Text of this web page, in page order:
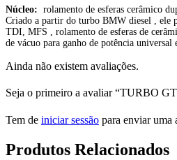
Núcleo: rolamento de esferas cerâmico
Criado a partir do turbo BMW diesel , ele
TDI, MFS , rolamento de esferas de
de vácuo para ganho de potência universal
Ainda não existem avaliações.
Seja o primeiro a avaliar “TURBO
Tem de iniciar sessão para enviar uma
Produtos Relacionados